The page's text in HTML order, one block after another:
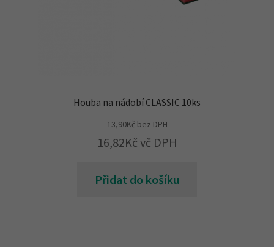
Houba na nádobí CLASSIC 10ks
13,90Kčbez DPH
16,82Kč vč DPH
Přidat do košíku